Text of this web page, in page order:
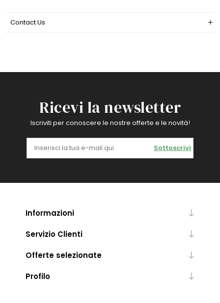
Contact Us
Ricevi la newsletter
Iscriviti per conoscere le nostre offerte e le novità!
Sottoscrivi
Informazioni
Servizio Clienti
Offerte selezionate
Profilo